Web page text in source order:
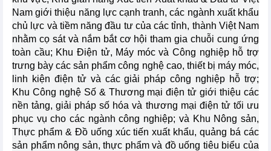
Nam giới thiệu năng lực cạnh tranh, các ngành xuất khẩu
chủ lực và tiềm năng đầu tư của các tỉnh, thành Việt Nam
nhằm cọ sát và nắm bắt cơ hội tham gia chuỗi cung ứng
toàn cầu; Khu Điện tử, Máy móc và Công nghiệp hỗ trợ
trưng bày các sản phẩm công nghệ cao, thiết bị máy móc,
linh kiện điện tử và các giải pháp công nghiệp hỗ trợ;
Khu Công nghệ Số & Thương mại điện tử giới thiệu các
nền tảng, giải pháp số hóa và thương mại điện tử tối ưu
phục vụ cho các ngành công nghiệp; và Khu Nông sản,
Thực phẩm & Đồ uống xúc tiến xuất khẩu, quảng bá các
sản phẩm nông sản, thực phẩm và đồ uống tiêu biểu của